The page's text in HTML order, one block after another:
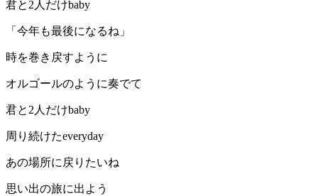
君と2人だけbaby
「今年も最後になるね」
時を巻き戻すように
オルゴールのように奏でて
君と2人だけbaby
周り続けたeveryday
あの場所に戻りたいね
思い出の旅に出よう